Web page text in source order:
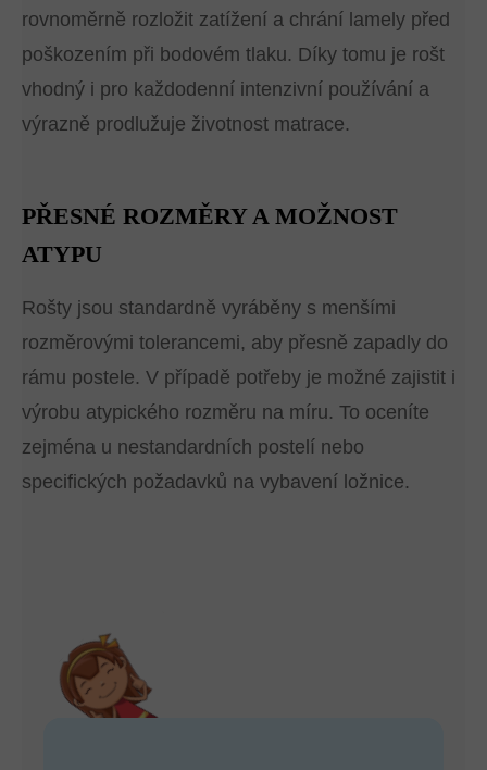
rovnoměrně rozložit zatížení a chrání lamely před
poškozením při bodovém tlaku. Díky tomu je rošt
vhodný i pro každodenní intenzivní používání a
výrazně prodlužuje životnost matrace.
PŘESNÉ ROZMĚRY A MOŽNOST
ATYPU
Rošty jsou standardně vyráběny s menšími
rozměrovými tolerancemi, aby přesně zapadly do
rámu postele. V případě potřeby je možné zajistit i
výrobu atypického rozměru na míru. To oceníte
zejména u nestandardních postelí nebo
specifických požadavků na vybavení ložnice.